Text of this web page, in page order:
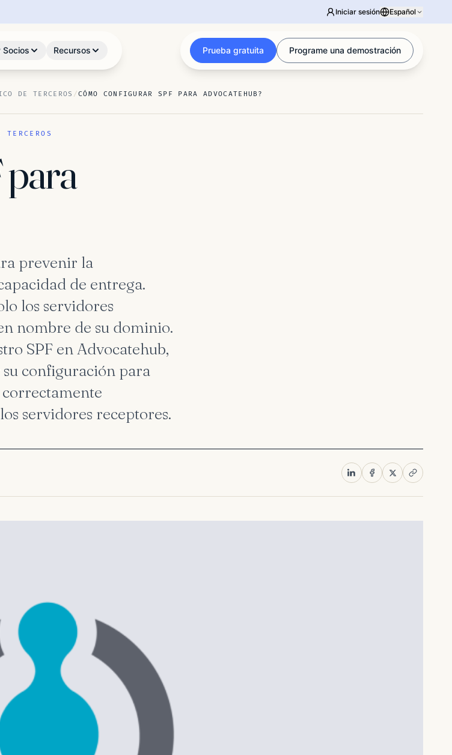
Iniciar sesión Español
Socios Recursos Prueba gratuita Programe una demostración
DE TERCEROS /CÓMO CONFIGURAR SPF PARA ADVOCATEHUB?
prevenir la
de entrega.
los servidores
nombre de su dominio.
SPF en Advocatehub,
configuración para
correctamente
servidores receptores.